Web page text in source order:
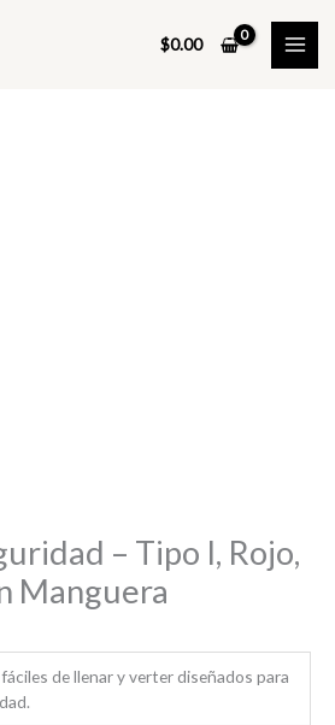
$0.00
– Tipo I, Rojo,
Manguera
de llenar y verter diseñados para